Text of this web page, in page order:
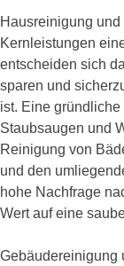
Hausreinigung
Kernleistungen
entscheiden sich
sparen und
ist. Eine
Staubsaugen und
Reinigung von
und den
hohe Nachfrage
Wert auf eine
Gebäudereinigung